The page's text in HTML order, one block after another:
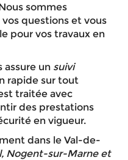
sommes
questions et vous
pour vos travaux en
assure un suivi
rapide sur tout
traitée avec
des prestations
en vigueur.
dans le Val-de-
Nogent-sur-Marne et